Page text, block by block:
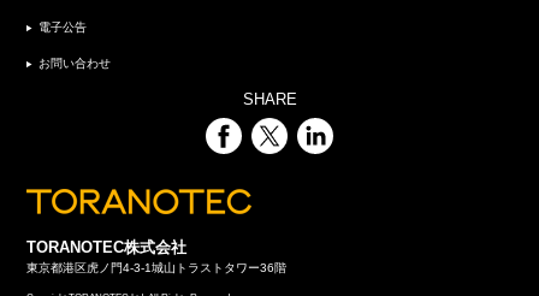
電子公告
お問い合わせ
SHARE
TORANOTEC株式会社
東京都港区虎ノ門4-3-1城山トラストタワー36階